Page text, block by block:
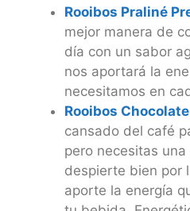
Rooibos Praliné
mejor manera de
día con un sabor
nos aportará la
necesitamos en
Rooibos
cansado del café
pero necesitas
despierte bien por
aporte la energía